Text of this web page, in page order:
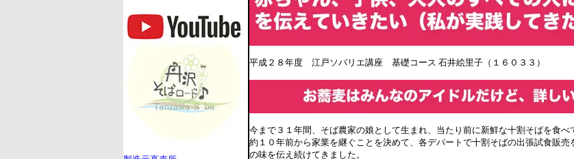
平成２８年度 江戸ソバリエ講座 基礎コース 石井絵里子（１６０３３）
今まで３１年間、そば農家の娘として生まれ、当たり前に新鮮な十割そばを食べ
約１０年前から家業を継ぐことを決めて、各デパートで十割そばの出張試食販
の味を伝え続けてきました。